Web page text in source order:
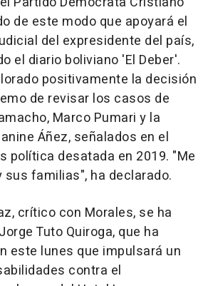
de este modo que apoyará el
del expresidente del país,
el diario boliviano 'El Deber'.
positivamente la decisión
de revisar los casos de
Marco Pumari y la
Áñez, señalados en el
política desatada en 2019. "Me
sus familias", ha declarado.
crítico con Morales, se ha
Tuto Quiroga, que ha
este lunes que impulsará un
contra el